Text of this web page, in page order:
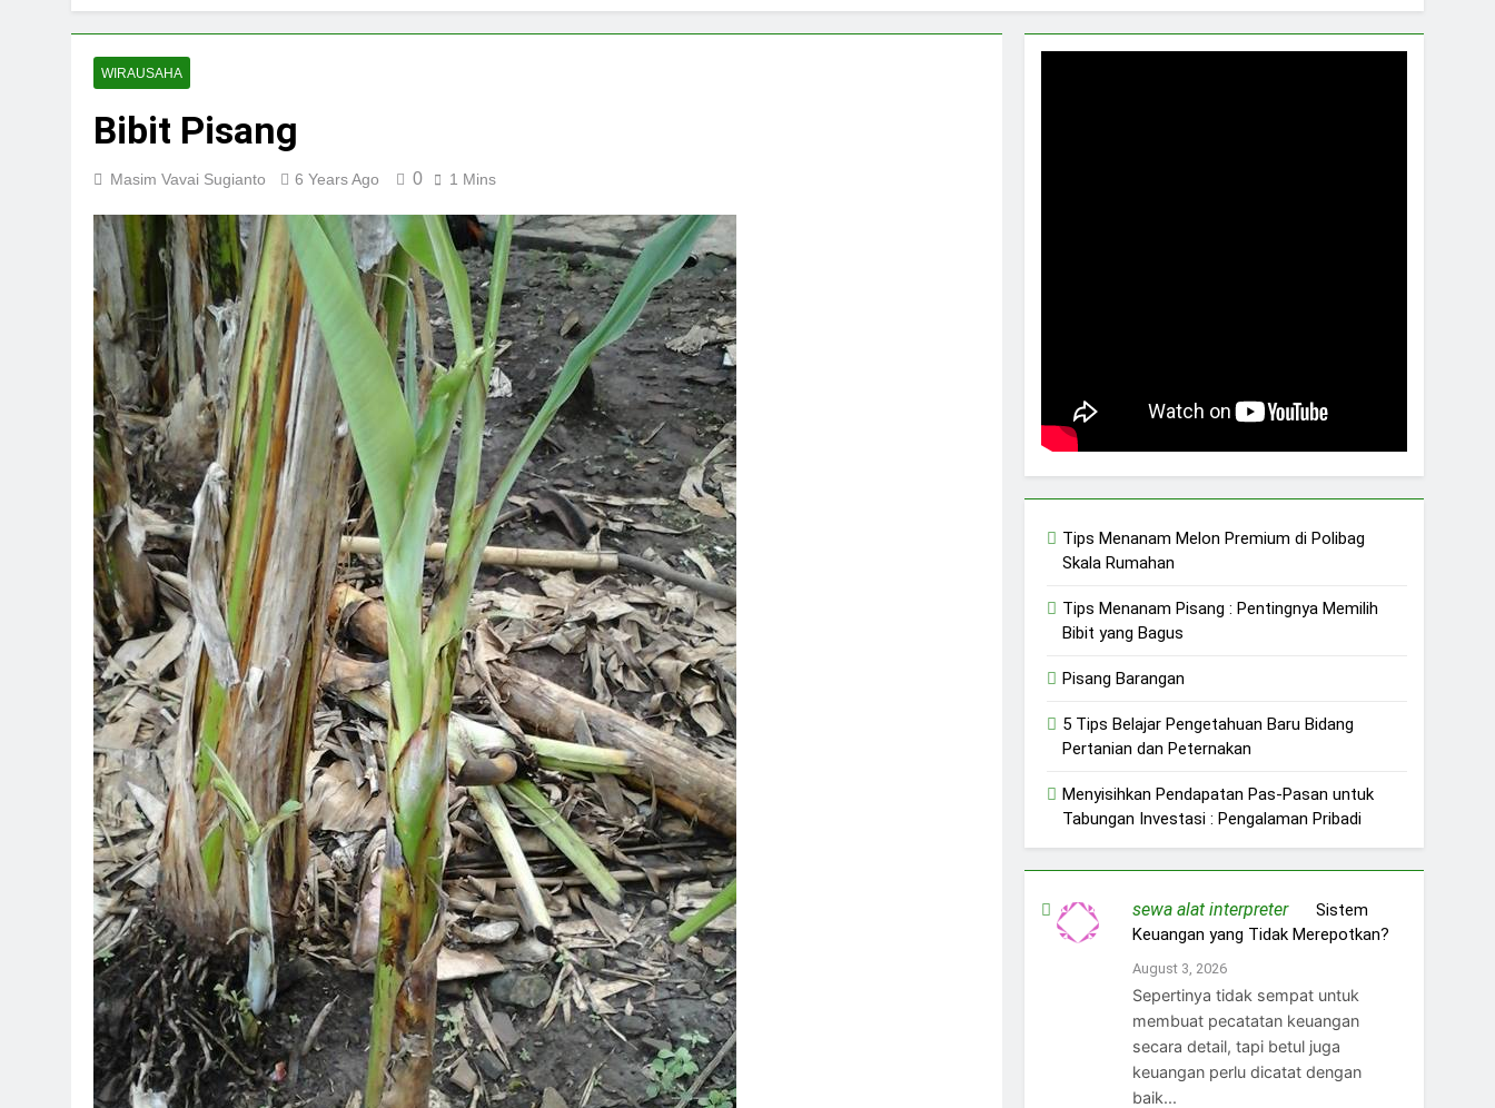
WIRAUSAHA
Bibit Pisang
Masim Vavai Sugianto 6 Years Ago 0 1 Mins
Tips Menanam Melon Premium di Polibag
Skala Rumahan
Tips Menanam Pisang : Pentingnya Memilih
Bibit yang Bagus
Pisang Barangan
5 Tips Belajar Pengetahuan Baru Bidang
Pertanian dan Peternakan
Menyisihkan Pendapatan Pas-Pasan untuk
Tabungan Investasi : Pengalaman Pribadi
sewa alat interpreteron Sistem
Keuangan yang Tidak Merepotkan?
August 3, 2026
Sepertinya tidak sempat untuk
membuat pecatatan keuangan
secara detail, tapi betul juga
keuangan perlu dicatat dengan
baik...